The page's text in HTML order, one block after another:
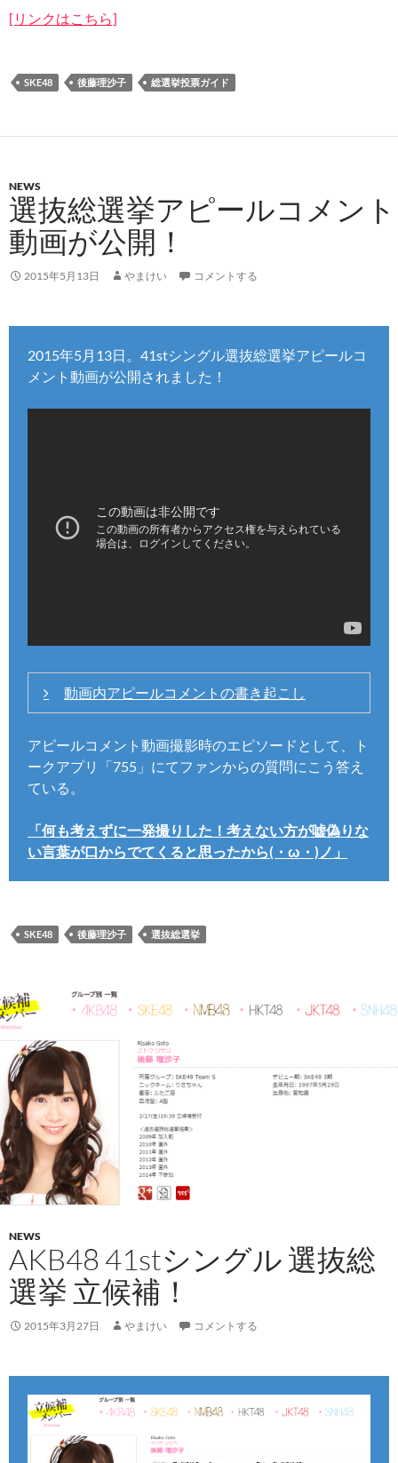
[リンクはこちら]
SKE48 後藤理沙子 総選挙投票ガイド
NEWS
選抜総選挙アピールコメント
動画が公開！
2015年5月13日 やまけい コメントする
2015年5月13日。41stシングル選抜総選挙アピールコ
メント動画が公開されました！
動画内アピールコメントの書き起こし
おはようございます！こんにちは！こんばん
は！
SKE48 チームS 高校3年生の後藤理沙子でーす！
はい！えーとですねぇ、私は去年総選挙に立候
補しなかったので
はい！去年、なんで私が選抜総選挙に立候補し
はなかったので、立候補しなかったんですけれ
その時私はちょうどテレビで見ていて、同期達
がランクインしているのを見てすごく悔しかっ
たんです。
まぁ自分は立候補してないから、ランクインと
かなかったんですけれども
絶対に、次こそは胸を張って立候補できるよう
に、そしてランクインできるようにと
今年1年はその気持ちを持って活動してきまし
今年1年はたくさんいろんなチャンスを頂け
て、私は嬉しかったんですけれども
なので、もっとファンの方が喜んでもらえるよ
うに
私は今年1年、チャンスの年にしていきたいと
思いまーす！
アピールコメント動画撮影時のエピソードとして、ト
ークアプリ「755」にてファンからの質問にこう答え
ている。
「何も考えずに一発撮りした！考えない方が嘘偽りな
い言葉が口からでてくると思ったから(・ω・)ノ」
SKE48 後藤理沙子 選抜総選挙
NEWS
AKB48 41stシングル 選抜総
選挙 立候補！
2015年3月27日 やまけい コメントする